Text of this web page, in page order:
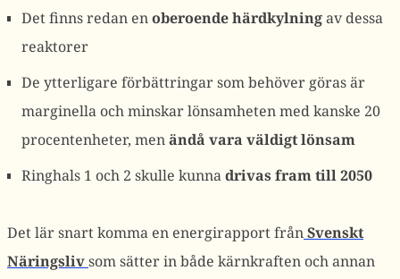
Det finns redan enoberoende härdkylningav dessa
reaktorer
De ytterligare förbättringar som behöver göras är
marginella och minskar lönsamheten med kanske 20
procentenheter, menändå vara väldigt lönsam
Ringhals 1 och 2 skulle kunnadrivas fram till 2050
Det lär snart komma en energirapport frånSvenskt
Näringslivsom sätter in både kärnkraften och annan